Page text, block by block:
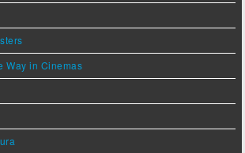
Way in Cinemas